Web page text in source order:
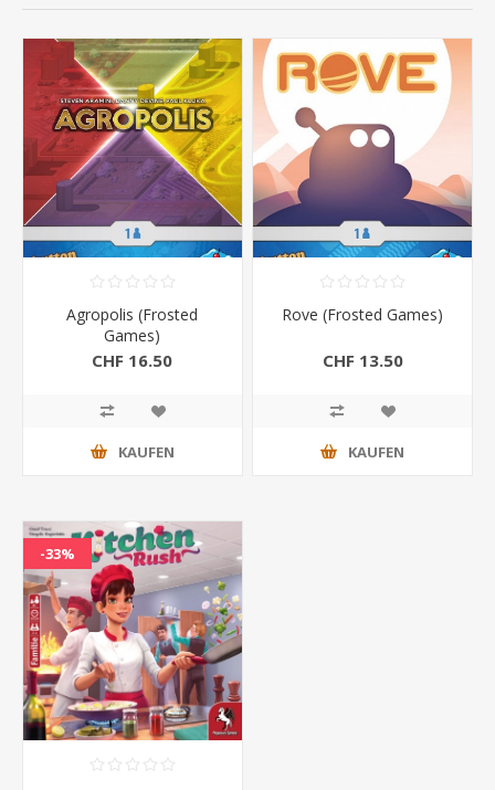
Agropolis (Frosted
Games)
CHF 16.50
KAUFEN
Rove (Frosted Games)
CHF 13.50
KAUFEN
-33%